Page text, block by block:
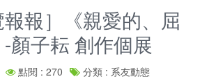
報報］《親愛的、屈
顏子耘 創作個展
點閱 : 270
分類 : 系友動態